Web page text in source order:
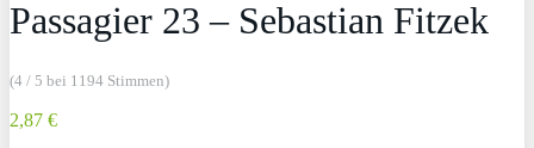
Passagier 23 – Sebastian Fitzek
(4 / 5 bei 1194 Stimmen)
2,87 €